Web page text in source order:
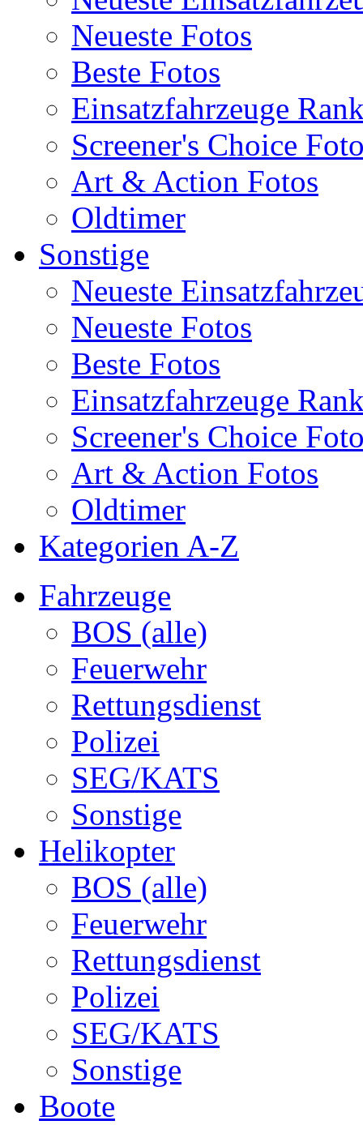
Neueste Fotos
Beste Fotos
Einsatzfahrzeuge
Screener's Choice
Art & Action Fotos
Oldtimer
Sonstige
Neueste
Neueste Fotos
Beste Fotos
Einsatzfahrzeuge
Screener's Choice
Art & Action Fotos
Oldtimer
Kategorien A-Z
Fahrzeuge
BOS (alle)
Feuerwehr
Rettungsdienst
Polizei
SEG/KATS
Sonstige
Helikopter
BOS (alle)
Feuerwehr
Rettungsdienst
Polizei
SEG/KATS
Sonstige
Boote